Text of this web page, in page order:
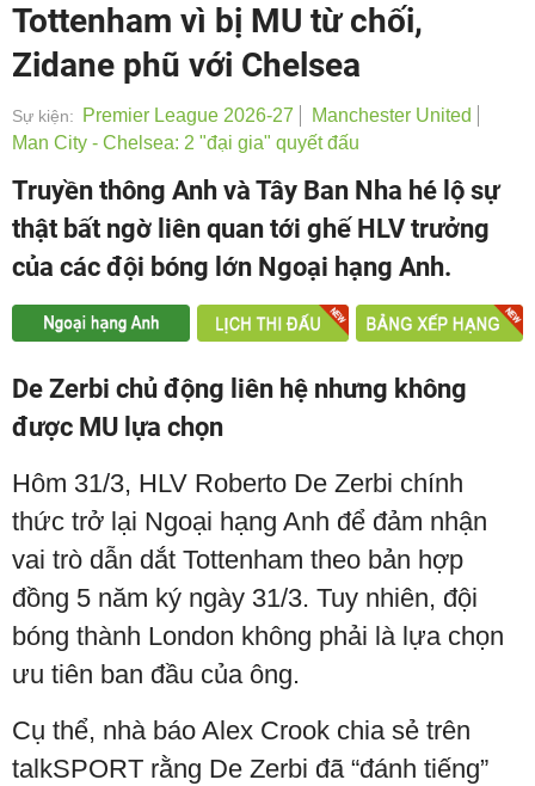
Tottenham vì bị MU từ chối,
Zidane phũ với Chelsea
Sự kiện: Premier League 2026-27
Manchester United
Man City - Chelsea: 2 "đại gia" quyết đấu
Truyền thông Anh và Tây Ban Nha hé lộ sự
thật bất ngờ liên quan tới ghế HLV trưởng
của các đội bóng lớn Ngoại hạng Anh.
De Zerbi chủ động liên hệ nhưng không
được MU lựa chọn
Hôm 31/3, HLV Roberto De Zerbi chính
thức trở lại Ngoại hạng Anh để đảm nhận
vai trò dẫn dắt Tottenham theo bản hợp
đồng 5 năm ký ngày 31/3. Tuy nhiên, đội
bóng thành London không phải là lựa chọn
ưu tiên ban đầu của ông.
Cụ thể, nhà báo Alex Crook chia sẻ trên
talkSPORT rằng De Zerbi đã “đánh tiếng”